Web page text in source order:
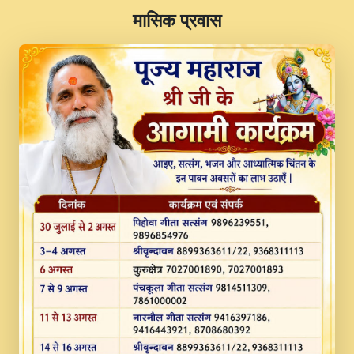
JINU SATGURU AAP BULAVE by Rasik
Pawan ji 20-11-19 Sankirtan At VEER JI
PRABHU KUTEER CHANNEL.mp3
Kina Sohna Tera Bhawan Sajaya Mata
Vaishno Devi Aarti Mata Rani Bhajan By
Lakhwinder Wadali Ji.mp3
MERE MANN VICH KANTH KALER
NEW PUNAJBI DEVOTIONAL SONG 2017
FULL VIDEO HD.mp3
Na To Roop Hai Bindu Ji Maharaj Pad - A
Divine Bhajan by Shri Indresh Ji
#BhaktiPath.mp3
Radha Rani Ki Kirpa Best Devotional
Song By Chitra Vichitra.mp3
​मासिक प्रवास